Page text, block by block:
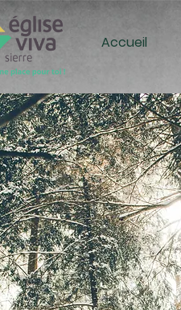
Accueil